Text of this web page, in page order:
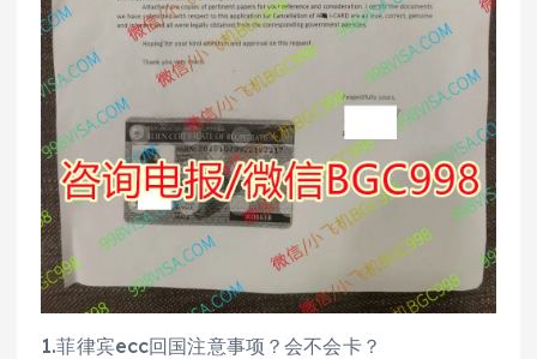
1.菲律宾ecc回国注意事项？会不会卡？